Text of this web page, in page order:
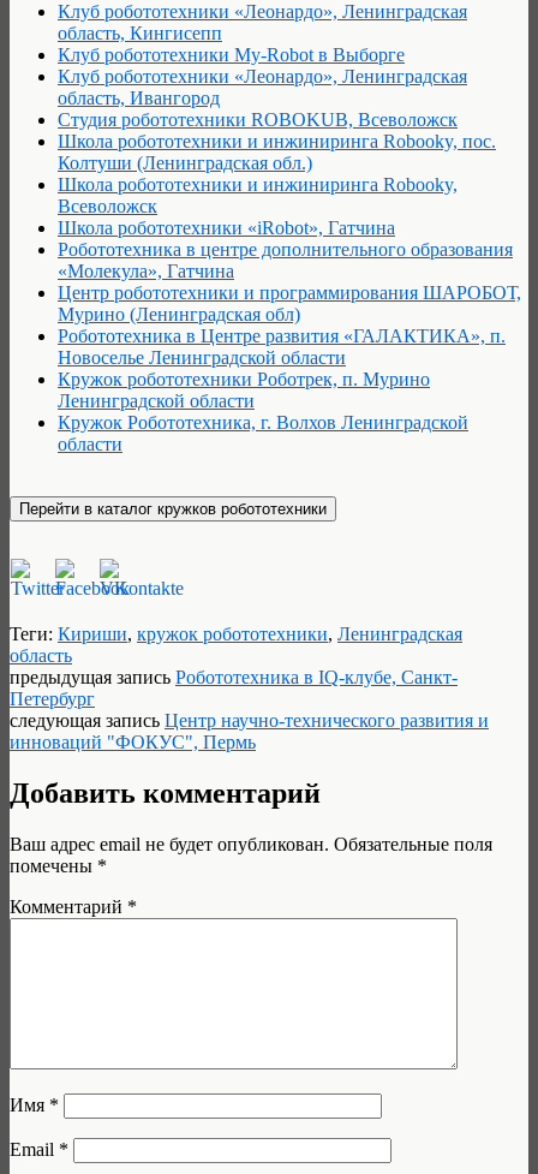
Клуб робототехники «Леонардо», Ленинградская
область, Кингисепп
Клуб робототехники My-Robot в Выборге
Клуб робототехники «Леонардо», Ленинградская
область, Ивангород
Студия робототехники ROBOKUB, Всеволожск
Школа робототехники и инжиниринга Robooky, пос.
Колтуши (Ленинградская обл.)
Школа робототехники и инжиниринга Robooky,
Всеволожск
Школа робототехники «iRobot», Гатчина
Робототехника в центре дополнительного образования
«Молекула», Гатчина
Центр робототехники и программирования ШАРОБОТ,
Мурино (Ленинградская обл)
Робототехника в Центре развития «ГАЛАКТИКА», п.
Новоселье Ленинградской области
Кружок робототехники Роботрек, п. Мурино
Ленинградской области
Кружок Робототехника, г. Волхов Ленинградской
области
Теги: Кириши, кружок робототехники, Ленинградская
область
предыдущая запись Робототехника в IQ-клубе, Санкт-
Петербург
следующая запись Центр научно-технического развития и
инноваций "ФОКУС", Пермь
Добавить комментарий
Ваш адрес email не будет опубликован. Обязательные поля
помечены *
Комментарий *
Имя *
Email *